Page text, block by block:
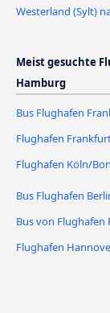
Westerland (Sylt)
Meist gesuchte
Hamburg
Bus Flughafen
Flughafen
Flughafen Köln/
Bus Flughafen
Bus von
Flughafen